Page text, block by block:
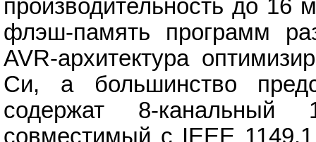
производительность до 16
флэш-память программ
AVR-архитектура
Си, а большинство
содержат 8-
совместимый с IEEE